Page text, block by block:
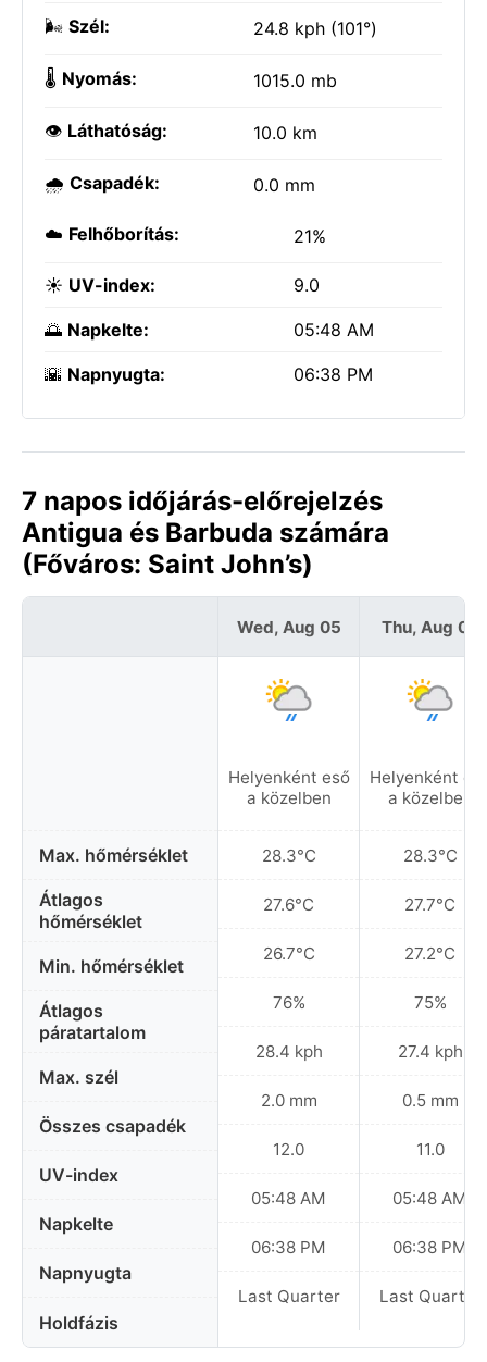
🌬️ Szél: 24.8 kph (101°)
🌡️ Nyomás: 1015.0 mb
👁️ Láthatóság: 10.0 km
🌧️ Csapadék: 0.0 mm
☁️ Felhőborítás: 21%
☀️ UV-index: 9.0
🌅 Napkelte: 05:48 AM
🌇 Napnyugta: 06:38 PM
7 napos időjárás-előrejelzés
Antigua és Barbuda számára
(Főváros: Saint John’s)
Max. hőmérséklet
Átlagos
hőmérséklet
Min. hőmérséklet
Átlagos
páratartalom
Max. szél
Összes csapadék
UV-index
Napkelte
Napnyugta
Holdfázis
Wed, Aug 05
Helyenként eső
a közelben
28.3°C
27.6°C
26.7°C
76%
28.4 kph
2.0 mm
12.0
05:48 AM
06:38 PM
Last Quarter
Thu, Aug 06
Helyenként
a közelben
28.3°C
27.7°C
27.2°C
75%
27.4 kph
0.5 mm
11.0
05:48 AM
06:38 PM
Last Quarter